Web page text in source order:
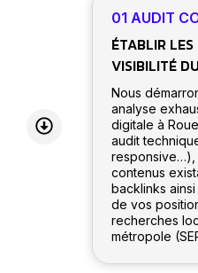
01 AUDIT
ÉTABLIR
VISIBILITÉ
Nous
analyse
digitale à
audit
responsive…),
contenus
backlinks
de vos
recherches
métropole